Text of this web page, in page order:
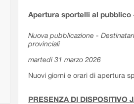
Apertura sportelli al pubblico
Nuova pubblicazione -
provinciali
martedì 31 marzo 2026
Nuovi giorni e orari di apertura
PRESENZA DI DISPOSITIVO